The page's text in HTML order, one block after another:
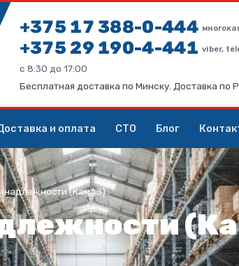
+375 17 388-0-444
+375 29 190-4-441viber,
с 8:30 до 17:00
Бесплатная доставка по Минску. Доставка по
и оплата СТО Блог
(КамАЗ)